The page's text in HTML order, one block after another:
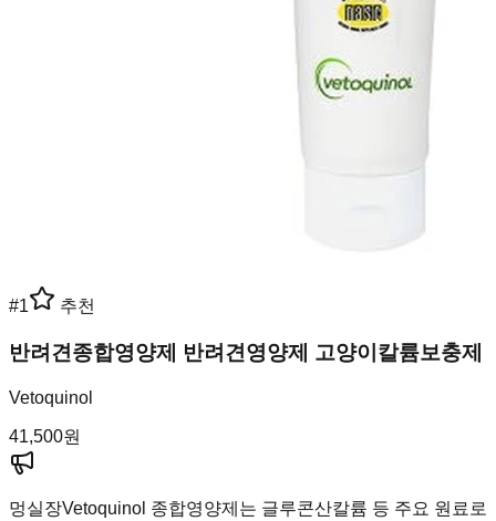
#1 추천
반려견종합영양제 반려견영양제 고양이칼륨보충제
Vetoquinol
41,500원
멍실장Vetoquinol 종합영양제는 글루콘산칼륨 등 주요 원료로